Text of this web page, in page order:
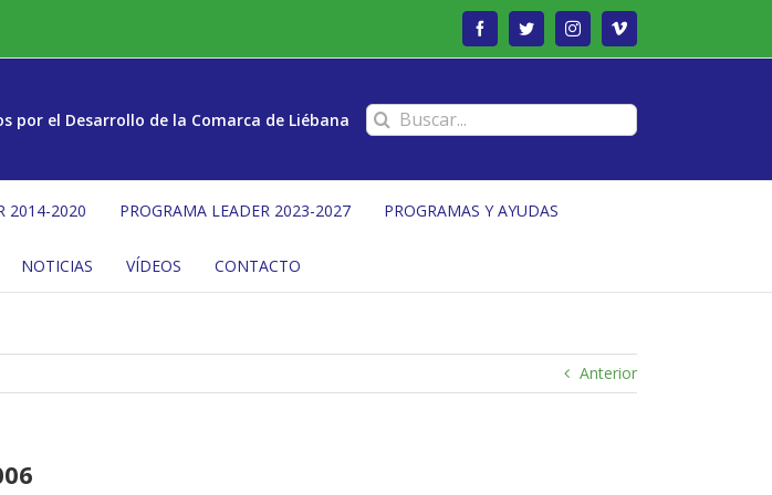
FacebookTwitterInstagramVimeo
por el Desarrollo de la Comarca de Liébana Buscar:
2014-2020 PROGRAMA LEADER 2023-2027 PROGRAMAS Y AYUDAS
NOTICIAS VÍDEOS CONTACTO
Anterior